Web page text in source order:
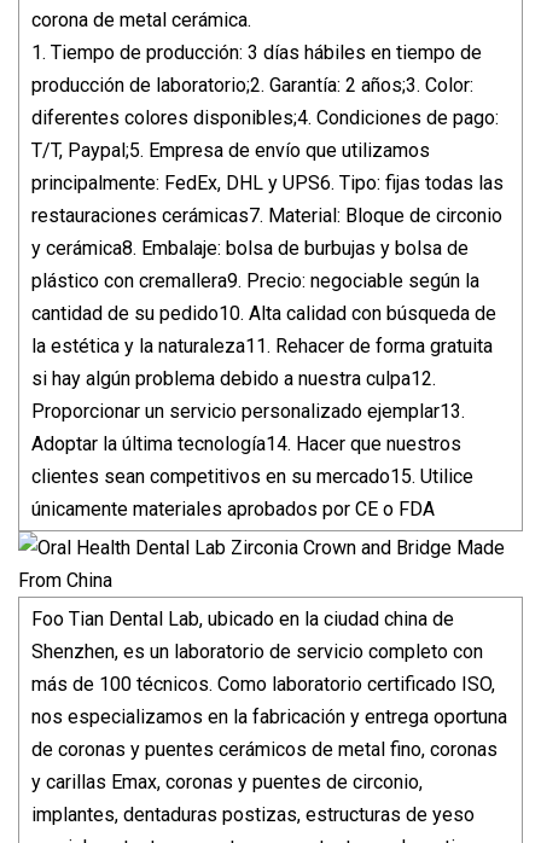
corona de metal cerámica.
1. Tiempo de producción: 3 días hábiles en tiempo de
producción de laboratorio;2. Garantía: 2 años;3. Color:
diferentes colores disponibles;4. Condiciones de pago:
T/T, Paypal;5. Empresa de envío que utilizamos
principalmente: FedEx, DHL y UPS6. Tipo: fijas todas las
restauraciones cerámicas7. Material: Bloque de circonio
y cerámica8. Embalaje: bolsa de burbujas y bolsa de
plástico con cremallera9. Precio: negociable según la
cantidad de su pedido10. Alta calidad con búsqueda de
la estética y la naturaleza11. Rehacer de forma gratuita
si hay algún problema debido a nuestra culpa12.
Proporcionar un servicio personalizado ejemplar13.
Adoptar la última tecnología14. Hacer que nuestros
clientes sean competitivos en su mercado15. Utilice
únicamente materiales aprobados por CE o FDA
Foo Tian Dental Lab, ubicado en la ciudad china de
Shenzhen, es un laboratorio de servicio completo con
más de 100 técnicos. Como laboratorio certificado ISO,
nos especializamos en la fabricación y entrega oportuna
de coronas y puentes cerámicos de metal fino, coronas
y carillas Emax, coronas y puentes de circonio,
implantes, dentaduras postizas, estructuras de yeso